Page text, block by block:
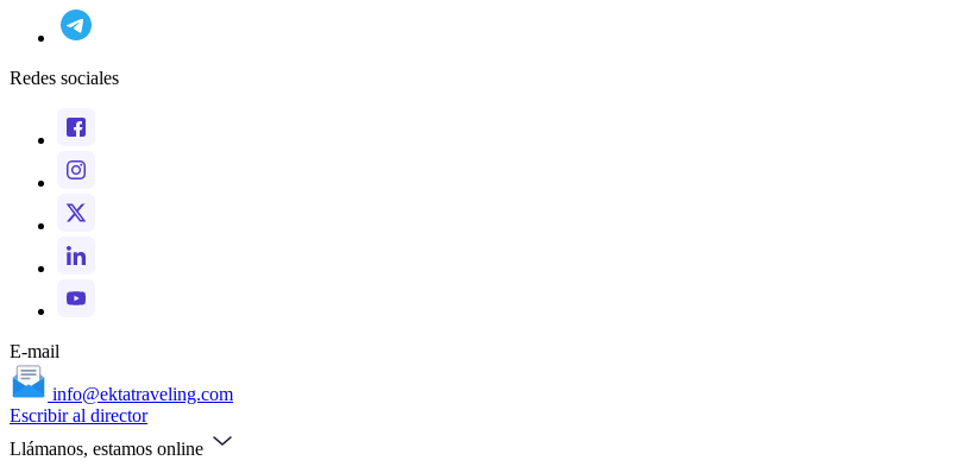
Redes sociales
E-mail
info@ektatraveling.com
Escribir al director
Llámanos, estamos online